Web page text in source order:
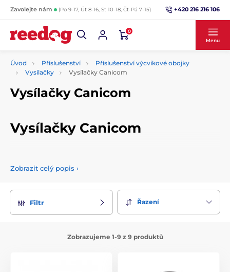
Zavolejte nám (Po 9-17, Út 8-16, St 10-18, Čt-Pá 7-15) +420 216 216 106
0
Menu
Úvod Příslušenství
Příslušenství výcvikové obojky
Vysílačky
Vysílačky Canicom
Vysílačky Canicom
Vysílačky Canicom
dalších parametrů.
Zobrazit celý popis ›
Filtr Řazení
Zobrazujeme 1-9 z 9 produktů